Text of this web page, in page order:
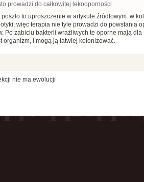
prowadzi do całkowitej lekooporności
to uproszczenie w artykule źródłowym. w
więc terapia nie tyle prowadzi do powstania
Po zabiciu bakterii wrażliwych te oporne mają
i mogą ją łatwiej kolonizować.
nie ma ewolucji